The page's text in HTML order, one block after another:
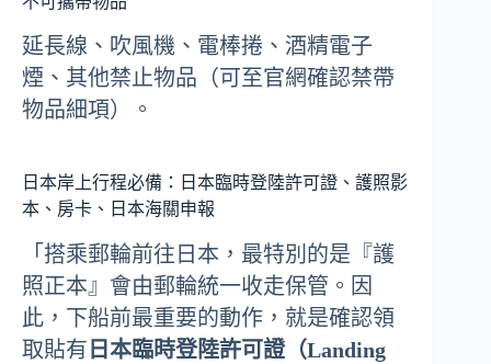
延長線、吹風機、電棒捲、酒精電子
煙、其他禁止物品（可至官網確認禁帶
物品細項）。
日本岸上行程必備：日本臨時登陸許可證、護照影
本、房卡、日本海關申報
「搭乘郵輪前往日本，最特別的是『護
照正本』會由郵輪統一收走保管。因
此，下船前最重要的動作，就是確認領
取貼有 日本臨時登陸許可證（Landing